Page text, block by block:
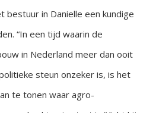
bestuur in Danielle een kundige
“In een tijd waarin de
in Nederland meer dan ooit
steun onzeker is, is het
te tonen waar agro-